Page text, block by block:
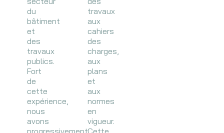
du
bâtiment
et
des
travaux
publics.
Fort
de
cette
expérience,
nous
avons
progressivement
travaux
aux
cahiers
des
charges,
aux
plans
et
aux
normes
en
vigueur.
Cette